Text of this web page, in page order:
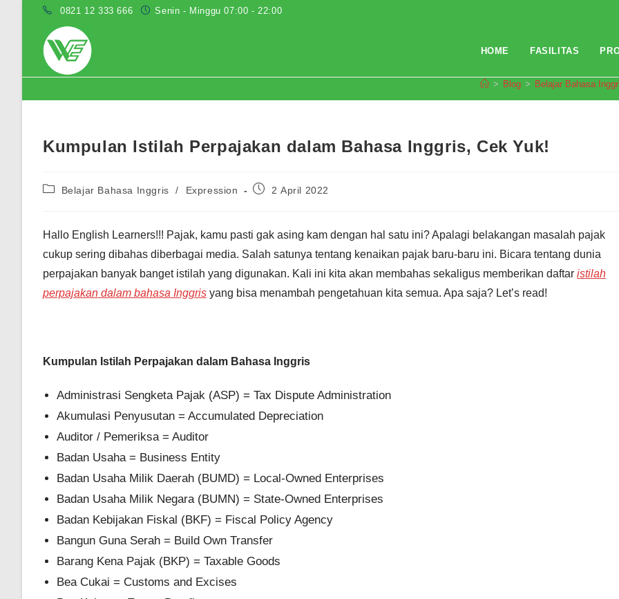
0821 12 333 666 Senin - Minggu 07:00 - 22:00
HOME FASILITAS
> Blog > Belajar Bahasa
Kumpulan Istilah Perpajakan dalam Bahasa Inggris, Cek Yuk!
PostBelajar Bahasa Inggris / Expression
Post2 April 2022
Hallo English Learners!!! Pajak, kamu pasti gak asing kam dengan hal satu ini? Apalagi belakangan masalah pajak
cukup sering dibahas diberbagai media. Salah satunya tentang kenaikan pajak baru-baru ini. Bicara tentang dunia
perpajakan banyak banget istilah yang digunakan. Kali ini kita akan membahas sekaligus memberikan daftar istilah
perpajakan dalam bahasa Inggris yang bisa menambah pengetahuan kita semua. Apa saja? Let’s read!
Kumpulan Istilah Perpajakan dalam Bahasa Inggris
Administrasi Sengketa Pajak (ASP) = Tax Dispute Administration
Akumulasi Penyusutan = Accumulated Depreciation
Auditor / Pemeriksa = Auditor
Badan Usaha = Business Entity
Badan Usaha Milik Daerah (BUMD) = Local-Owned Enterprises
Badan Usaha Milik Negara (BUMN) = State-Owned Enterprises
Badan Kebijakan Fiskal (BKF) = Fiscal Policy Agency
Bangun Guna Serah = Build Own Transfer
Barang Kena Pajak (BKP) = Taxable Goods
Bea Cukai = Customs and Excises